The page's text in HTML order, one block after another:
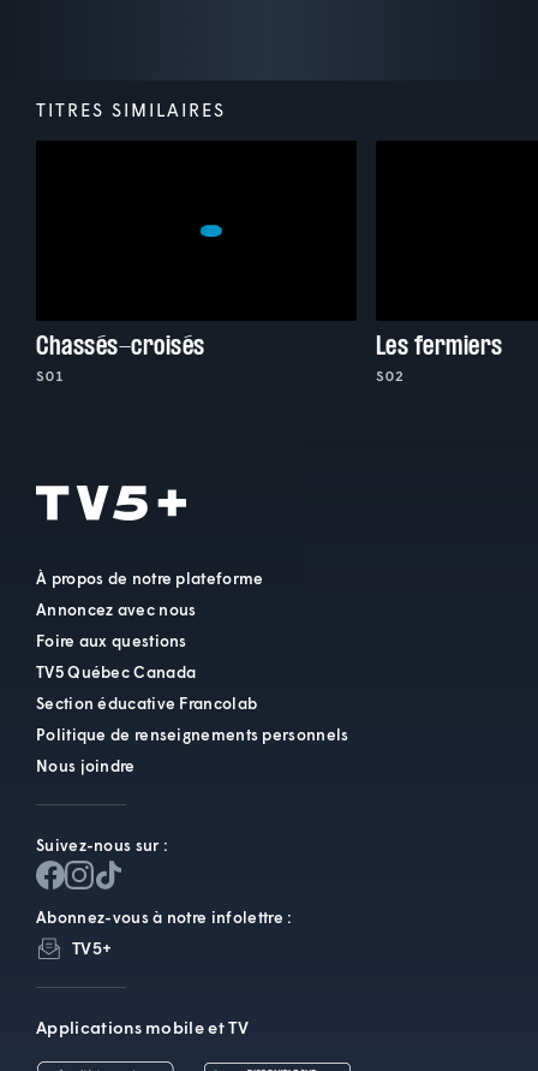
TITRES SIMILAIRES
Chassés-croisés
S01
Les fermiers
S02
À propos de notre plateforme
Annoncez avec nous
Foire aux questions
TV5 Québec Canada
Section éducative Francolab
Politique de renseignements personnels
Nous joindre
Suivez-nous sur :
Abonnez-vous à notre infolettre :
TV5+
Applications mobile et TV